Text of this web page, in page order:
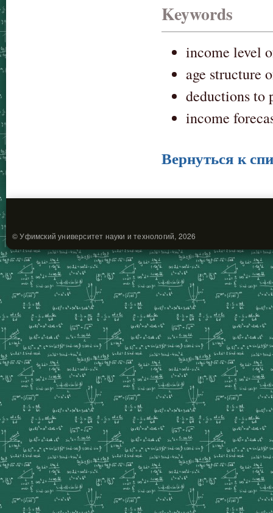
Keywords
income level
age structure
deductions to
income
Вернуться к
© Уфимский университет науки и технологий, 2026